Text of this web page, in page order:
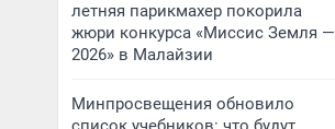
летняя парикмахер покорила
жюри конкурса «Миссис Земля —
2026» в Малайзии
Минпросвещения обновило